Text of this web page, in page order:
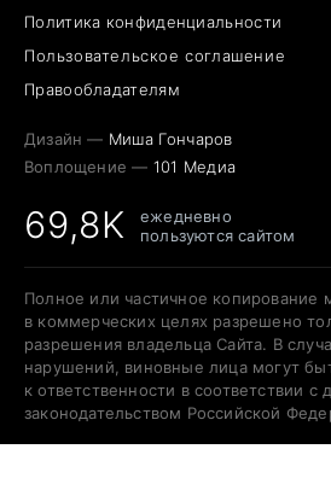
Политика конфиденциальности
Пользовательское соглашение
Правообладателям
Дизайн — Миша Гончаров
Воплощение — 101 Медиа
69,8K
ежедневно
пользуются сайтом
Полное или частичное копирование
в коммерческих целях разрешено
разрешения владельца Сайта. В
нарушений, виновные лица могут
к ответственности в соответствии
законодательством Российской